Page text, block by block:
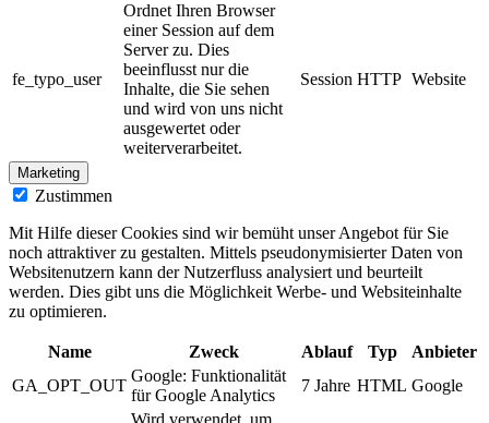
fe_typo_user
Ordnet Ihren Browser
einer Session auf dem
Server zu. Dies
beeinflusst nur die
Inhalte, die Sie sehen
und wird von uns nicht
ausgewertet oder
weiterverarbeitet.
Session HTTP Website
Marketing
Zustimmen
Mit Hilfe dieser Cookies sind wir bemüht unser Angebot für Sie
noch attraktiver zu gestalten. Mittels pseudonymisierter Daten von
Websitenutzern kann der Nutzerfluss analysiert und beurteilt
werden. Dies gibt uns die Möglichkeit Werbe- und Websiteinhalte
zu optimieren.
Name Zweck Ablauf Typ
Anbieter
GA_OPT_OUT
Google: Funktionalität
für Google Analytics
7 Jahre HTML Google
Wird verwendet, um